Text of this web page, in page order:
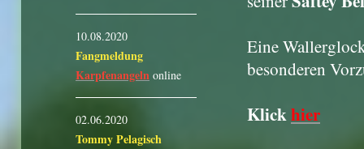
Eine
besonderen
Klickhier
10.08.2020
Fangmeldung
Karpfenangeln online
02.06.2020
Tommy Pelagisch